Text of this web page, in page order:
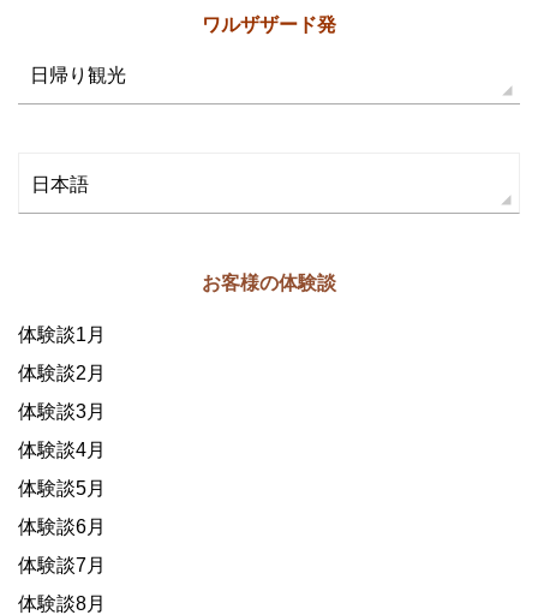
ワルザザード発
日帰り観光
日本語
お客様の体験談
体験談1月
体験談2月
体験談3月
体験談4月
体験談5月
体験談6月
体験談7月
体験談8月